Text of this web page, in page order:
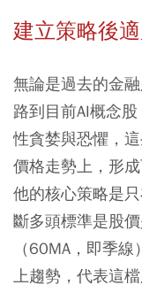
建立策略後
無論是過去的金
路到目前AI概念
性貪婪與恐懼，
價格走勢上，形
他的核心策略是
斷多頭標準是股
（60MA，即季
上趨勢，代表這